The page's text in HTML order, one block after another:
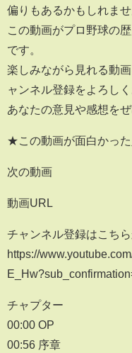
偏りもあるかもしれませ
この動画がプロ野球の
です。
楽しみながら見れる動
ャンネル登録をよろし
あなたの意見や感想を
★この動画が面白かっ
次の動画
動画URL
チャンネル登録はこちら
https://
チャプター
00:00 OP
00:56 序章